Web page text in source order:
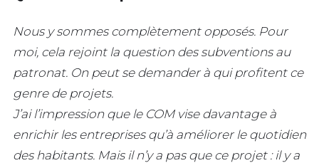
Nous y sommes complètement opposés. Pour
moi, cela rejoint la question des subventions au
patronat. On peut se demander à qui profitent ce
genre de projets.
J’ai l’impression que le COM vise davantage à
enrichir les entreprises qu’à améliorer le quotidien
des habitants. Mais il n’y a pas que ce projet : il y a